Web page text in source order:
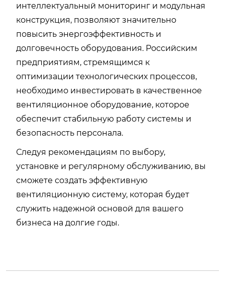
интеллектуальный мониторинг и модульная
конструкция, позволяют значительно
повысить энергоэффективность и
долговечность оборудования. Российским
предприятиям, стремящимся к
оптимизации технологических процессов,
необходимо инвестировать в качественное
вентиляционное оборудование, которое
обеспечит стабильную работу системы и
безопасность персонала.
Следуя рекомендациям по выбору,
установке и регулярному обслуживанию, вы
сможете создать эффективную
вентиляционную систему, которая будет
служить надежной основой для вашего
бизнеса на долгие годы.